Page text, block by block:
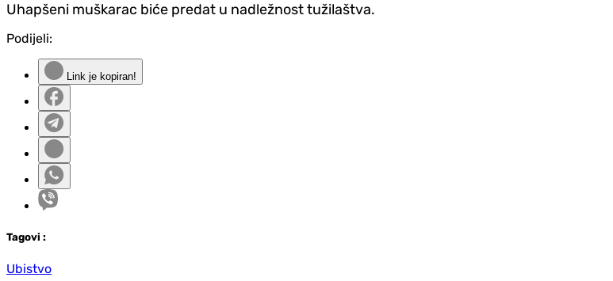
Uhapšeni muškarac biće predat u nadležnost tužilaštva.
Podijeli:
Link je kopiran!
Tagovi :
Ubistvo